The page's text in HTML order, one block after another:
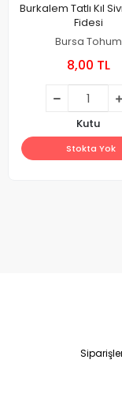
Burkalem Tatlı Kıl
Fidesi
Bursa Tohum
8,00 TL
Kutu
Stokta Yok